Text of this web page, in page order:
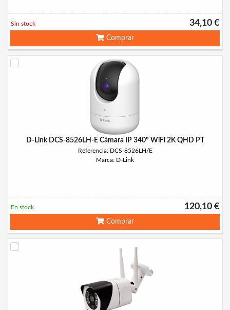
34,10 €
Sin stock
Comprar
D-Link DCS-8526LH-E Cámara IP 340º WiFi 2K QHD PT
Referencia: DCS-8526LH/E
Marca: D-Link
120,10 €
En stock
Comprar